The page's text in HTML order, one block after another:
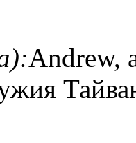
Andrew,